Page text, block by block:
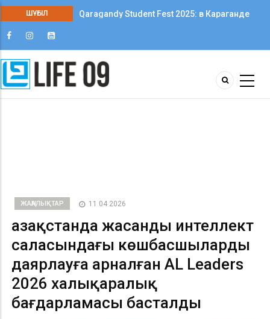
ШҰҒЫЛ
Qaragandy Student Fest 2025: в Караганде
ЖАҢАЛЫҚТАР 11 04 2026
Қазақстанда жасанды интеллект
саласындағы көшбасшыларды
даярлауға арналған AL Leaders
2026 халықаралық
бағдарламасы басталды